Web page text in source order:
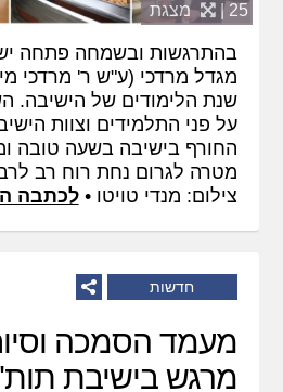
25 | מצגת
בהתרגשות ובשמחה פתחה
מגדל מרדכי (ע"ש ר' מרדכי
שנת הלימודים של הישיבה.
על פני התלמידים וצוות
החורף בישיבה בשעה טובה
מטרה לגרום נחת רוח רב
צילום: מנדי טויטו •לכתבה
חדשות
מעמד הסמכה
מרגש בישיבת